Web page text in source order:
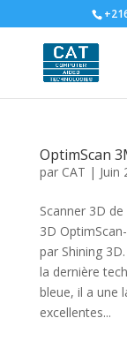
OptimScan
par CAT | Juin
Scanner 3D
3D
par Shining
la dernière
bleue, il a une
excellentes...